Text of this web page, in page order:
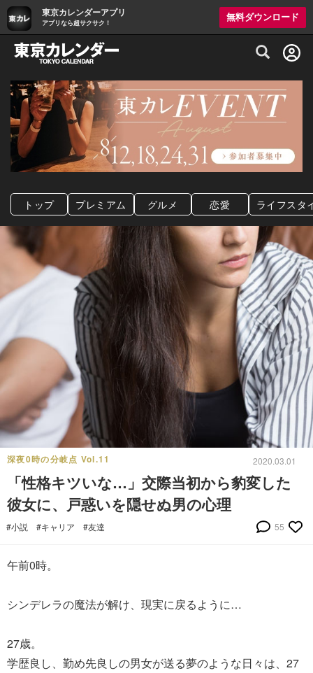
東京カレンダーアプリ
アプリなら超サクサク！
無料ダウンロード
グルメ情報・プレミアムレストラン予約
トップ プレミアム グルメ 恋愛 ライフスタ
深夜0時の分岐点 Vol.11 2020.03.01
「性格キツいな…」交際当初から豹変した
彼女に、戸惑いを隠せぬ男の心理
#小説 #キャリア #友達 55
午前0時。
シンデレラの魔法が解け、現実に戻るように…
27歳。
学歴良し、勤め先良しの男女が送る夢のような日々は、27